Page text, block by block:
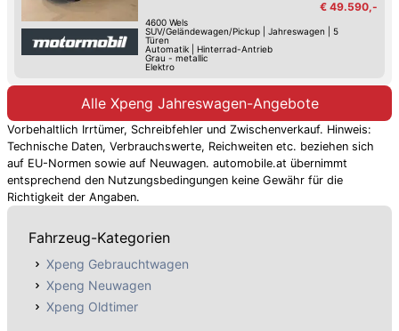
€ 49.590,-
4600 Wels
SUV/Geländewagen/Pickup| Jahreswagen
5
Türen
Automatik| Hinterrad-Antrieb
Grau - metallic
Elektro
Alle Xpeng Jahreswagen-Angebote
Vorbehaltlich Irrtümer, Schreibfehler und Zwischenverkauf. Hinweis:
Technische Daten, Verbrauchswerte, Reichweiten etc. beziehen sich
auf EU-Normen sowie auf Neuwagen. automobile.at übernimmt
entsprechend den Nutzungsbedingungen keine Gewähr für die
Richtigkeit der Angaben.
Fahrzeug-Kategorien
Xpeng Gebrauchtwagen
Xpeng Neuwagen
Xpeng Oldtimer